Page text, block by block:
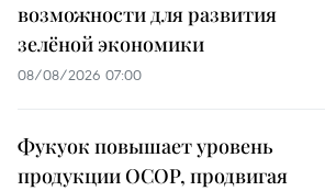
возможности для развития
зелёной экономики
08/08/2026 07:00
Фукуок повышает уровень
продукции OCOP, продвигая